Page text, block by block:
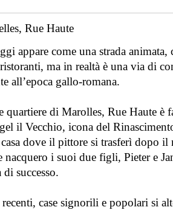
Rue Haute
appare come una strada animata,
ma in realtà è una via di
all’epoca gallo-romana.
quartiere di Marolles, Rue Haute è
il Vecchio, icona del
casa dove il pittore si trasferì dopo
i suoi due figli, Pieter e
successo.
case signorili e popolari si